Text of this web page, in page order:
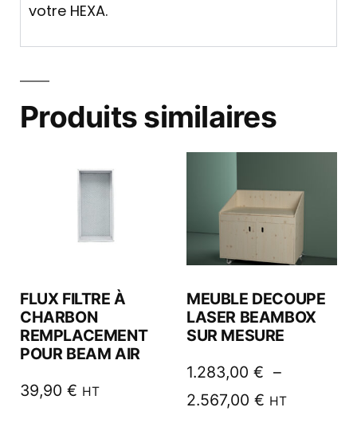
votre HEXA.
Produits similaires
FLUX FILTRE À
CHARBON
REMPLACEMENT
POUR BEAM AIR
39,90 € HT
MEUBLE DECOUPE
LASER BEAMBOX
SUR MESURE
1.283,00 € –
2.567,00 € HT